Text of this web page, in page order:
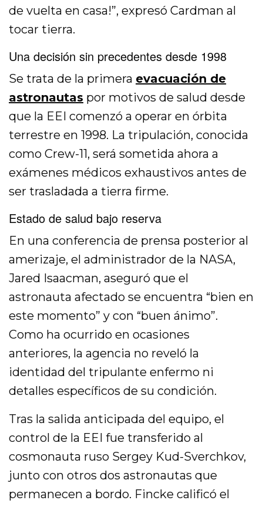
de vuelta en casa!”, expresó Cardman al
tocar tierra.
Una decisión sin precedentes desde 1998
Se trata de la primera evacuación de
astronautas por motivos de salud desde
que la EEI comenzó a operar en órbita
terrestre en 1998. La tripulación, conocida
como Crew-11, será sometida ahora a
exámenes médicos exhaustivos antes de
ser trasladada a tierra firme.
Estado de salud bajo reserva
En una conferencia de prensa posterior al
amerizaje, el administrador de la NASA,
Jared Isaacman, aseguró que el
astronauta afectado se encuentra “bien en
este momento” y con “buen ánimo”.
Como ha ocurrido en ocasiones
anteriores, la agencia no reveló la
identidad del tripulante enfermo ni
detalles específicos de su condición.
Tras la salida anticipada del equipo, el
control de la EEI fue transferido al
cosmonauta ruso Sergey Kud-Sverchkov,
junto con otros dos astronautas que
permanecen a bordo. Fincke calificó el